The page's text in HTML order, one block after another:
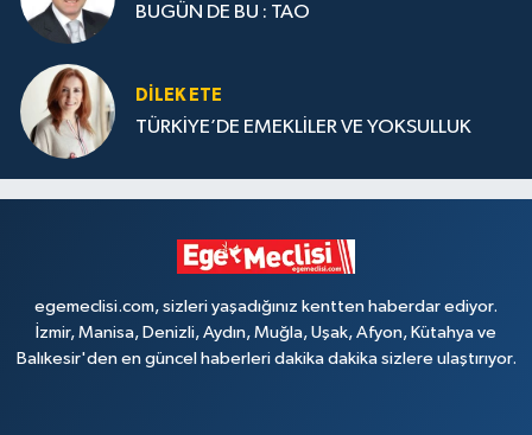
BUGÜN DE BU : TAO
DILEK ETE
TÜRKİYE’DE EMEKLİLER VE YOKSULLUK
egemeclisi.com, sizleri yaşadığınız kentten haberdar ediyor.
İzmir, Manisa, Denizli, Aydın, Muğla, Uşak, Afyon, Kütahya ve
Balıkesir'den en güncel haberleri dakika dakika sizlere ulaştırıyor.